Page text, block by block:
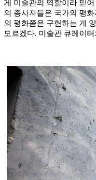
게 미술관의 역할이라 믿
의 종사자들은 국가의 평
의 평화쯤은 구현하는 게
모르겠다. 미술관 큐레이